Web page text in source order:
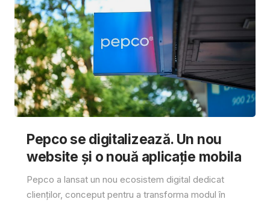
Pepco se digitalizează. Un nou
website și o nouă aplicație mobila
Pepco a lansat un nou ecosistem digital dedicat
clienților, conceput pentru a transforma modul în